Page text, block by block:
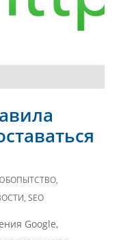
,
, SEO
Google,